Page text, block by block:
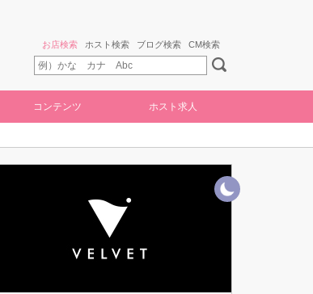
お店検索 ホスト検索 ブログ検索 CM検索
コンテンツ ホスト求人